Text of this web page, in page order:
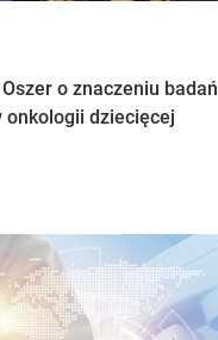
o znaczeniu badań
dziecięcej